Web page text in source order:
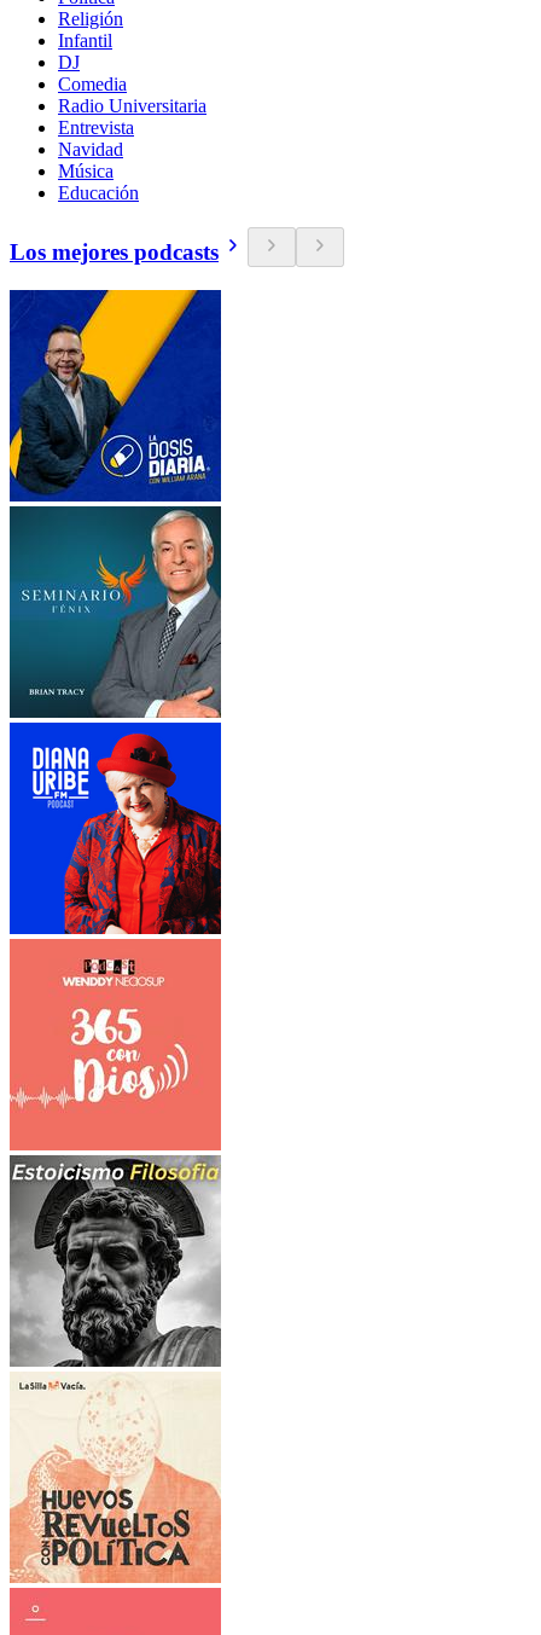
Religión
Infantil
DJ
Comedia
Radio Universitaria
Entrevista
Navidad
Música
Educación
Los mejores podcasts